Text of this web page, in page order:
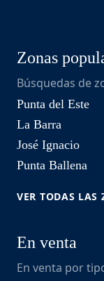
Zonas
Búsquedas de
Punta del Este
La Barra
José Ignacio
Punta Ballena
VER TODAS LAS
En venta
En venta por